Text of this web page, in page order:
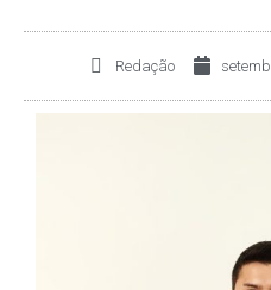
Redação